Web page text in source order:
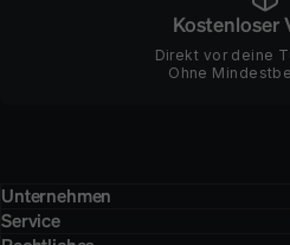
Kostenloser
Direkt vor deine
Ohne
Unternehmen
Service